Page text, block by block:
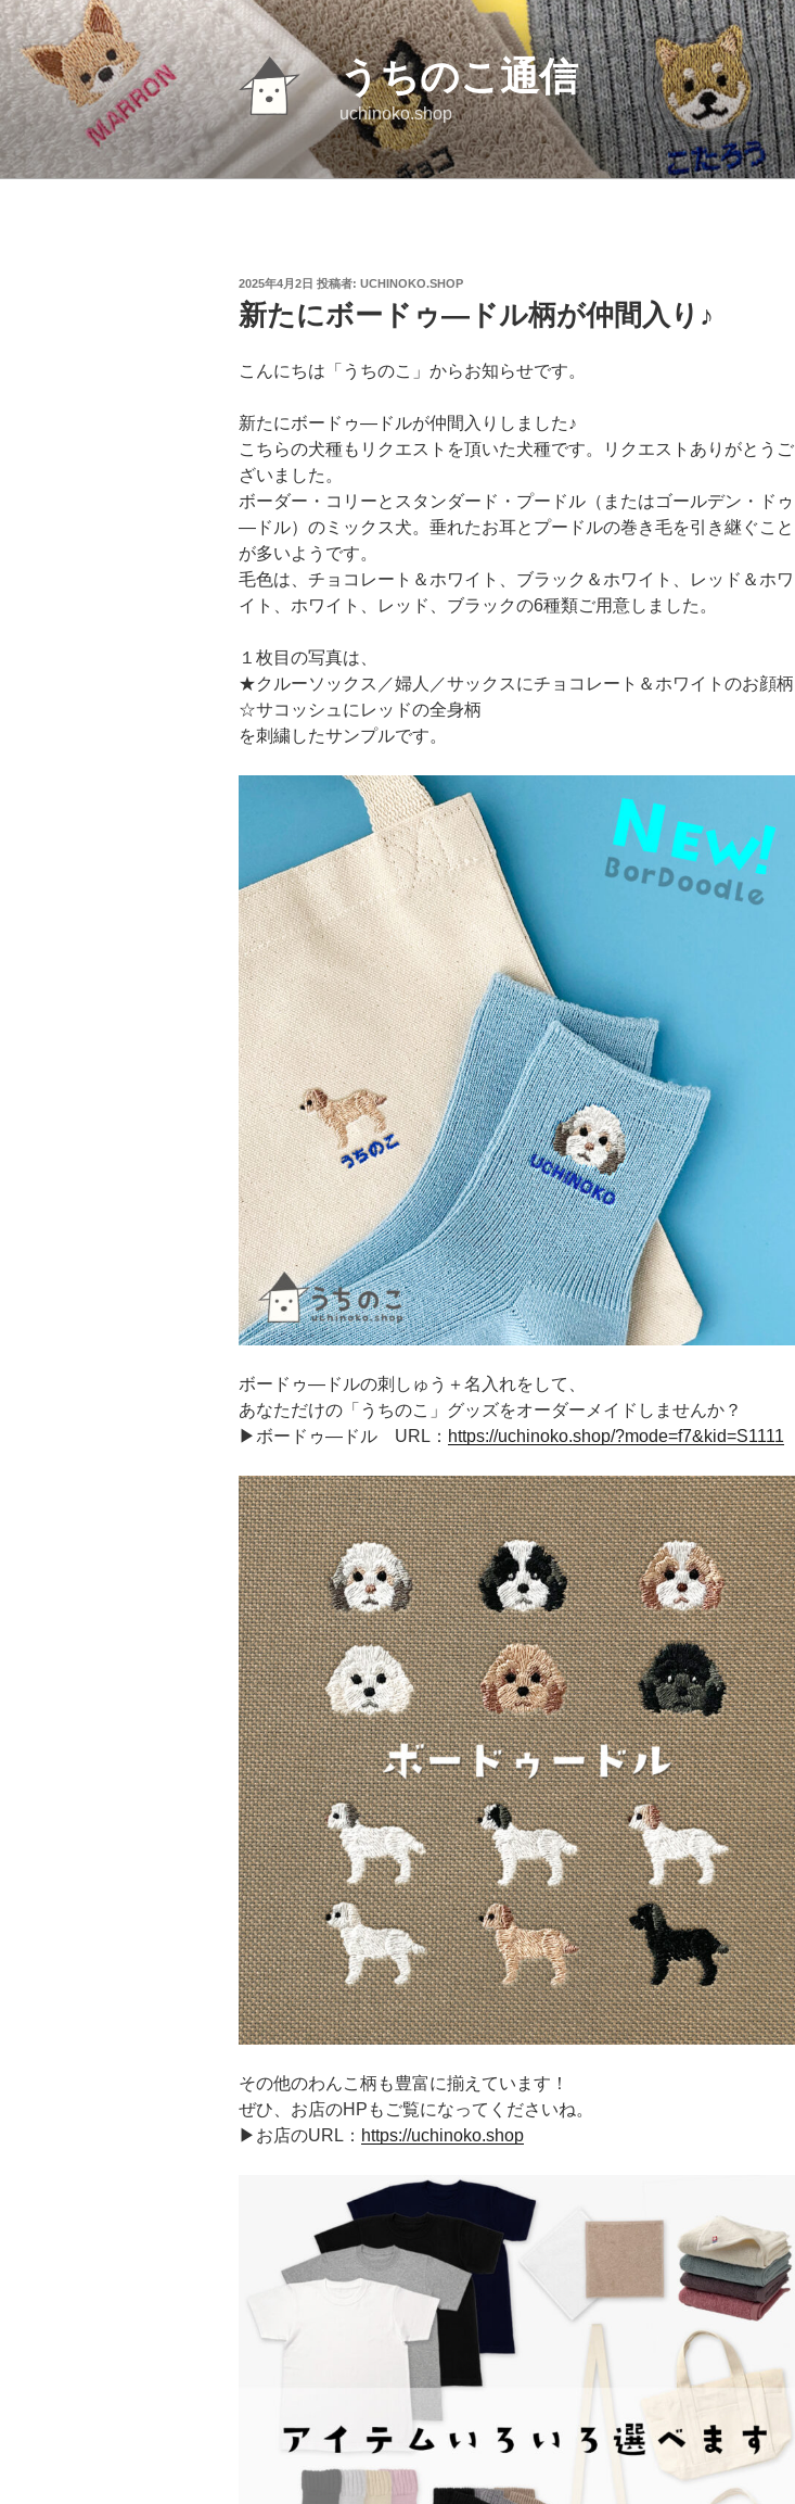
コ
ン
テ
ン
ツ
へ
ス
うちのこ通信
uchinoko.shop
投
稿
日:
2025年4月2日 投稿者: UCHINOKO.SHOP
新たにボードゥ―ドル柄が仲間入り♪
こんにちは「うちのこ」からお知らせです。
新たにボードゥ―ドルが仲間入りしました♪
こちらの犬種もリクエストを頂いた犬種です。リクエストありがとうご
ざいました。
ボーダー・コリーとスタンダード・プードル（またはゴールデン・ドゥ
―ドル）のミックス犬。垂れたお耳とプードルの巻き毛を引き継ぐこと
が多いようです。
毛色は、チョコレート＆ホワイト、ブラック＆ホワイト、レッド＆ホワ
イト、ホワイト、レッド、ブラックの6種類ご用意しました。
１枚目の写真は、
★クルーソックス／婦人／サックスにチョコレート＆ホワイトのお顔柄
☆サコッシュにレッドの全身柄
を刺繍したサンプルです。
ボードゥ―ドルの刺しゅう＋名入れをして、
あなただけの「うちのこ」グッズをオーダーメイドしませんか？
▶ボードゥ―ドル URL： https://uchinoko.shop/?mode=f7&kid=S1111
その他のわんこ柄も豊富に揃えています！
ぜひ、お店のHPもご覧になってくださいね。
▶お店のURL： https://uchinoko.shop